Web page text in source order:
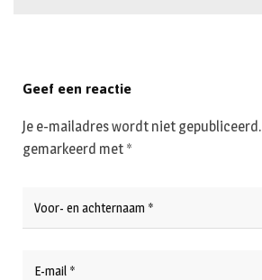
Geef een reactie
Je e-mailadres wordt niet gepubliceerd.
gemarkeerd met *